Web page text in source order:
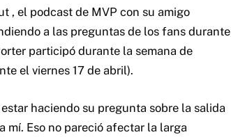
, el podcast de MVP con su amigo
a las preguntas de los fans durante
participó durante la semana de
el viernes 17 de abril).
haciendo su pregunta sobre la salida
mí. Eso no pareció afectar la larga